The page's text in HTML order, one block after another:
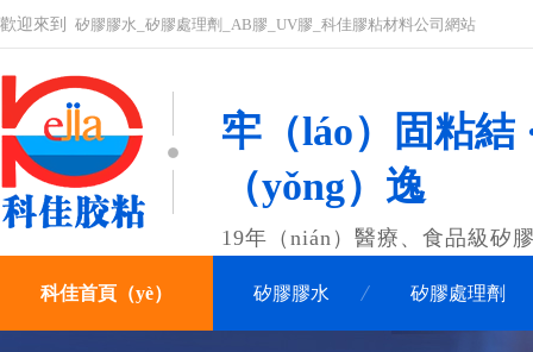
歡迎來到 矽膠膠水_矽膠處理劑_AB膠_UV膠_科佳膠粘材料公司網站
牢（láo）固粘結
（yǒng）逸
19年（nián）醫療、食品級矽
科佳首頁（yè） 矽膠膠水 矽膠處理劑